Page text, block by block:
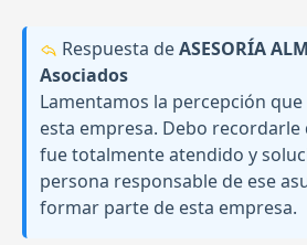
Respuesta deASESORÍA
Asociados
Lamentamos la percepción
esta empresa. Debo
fue totalmente atendido y
persona responsable de ese
formar parte de esta empresa.